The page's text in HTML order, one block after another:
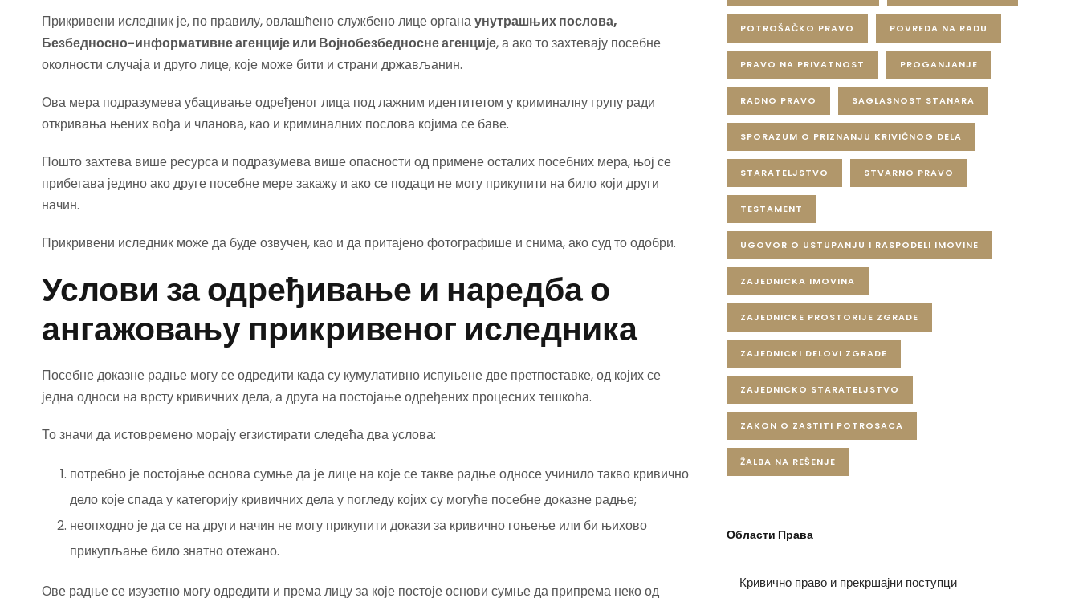
Прикривени иследник је, по правилу, овлашћено службено лице органаунутрашњих послова,
Безбедносно-информативне агенције или Војнобезбедносне агенције, а ако то захтевају посебне
околности случаја и друго лице, које може бити и страни држављанин.
Ова мера подразумева убацивање одређеног лица под лажним идентитетом у криминалну групу ради
откривања њених вођа и чланова, као и криминалних послова којима се баве.
Пошто захтева више ресурса и подразумева више опасности од примене осталих посебних мера, њој се
прибегава једино ако друге посебне мере закажу и ако се подаци не могу прикупити на било који други
начин.
Прикривени иследник може да буде озвучен, као и да притајено фотографише и снима, ако суд то одобри.
Услови за одређивање и наредба о
ангажовању прикривеног иследника
Посебне доказне радње могу се одредити када су кумулативно испуњене две претпоставке, од којих се
једна односи на врсту кривичних дела, а друга на постојање одређених процесних тешкоћа.
То значи да истовремено морају егзистирати следећа два услова:
потребно је постојање основа сумње да је лице на које се такве радње односе учинило такво кривично
дело које спада у категорију кривичних дела у погледу којих су могуће посебне доказне радње;
неопходно је да се на други начин не могу прикупити докази за кривично гоњење или би њихово
прикупљање било знатно отежано.
Ове радње се изузетно могу одредити и према лицу за које постоје основи сумње да припрема неко од
POTROŠAČKO PRAVO POVREDA NA RADU
PRAVO NA PRIVATNOST PROGANJANJE
RADNO PRAVO SAGLASNOST STANARA
SPORAZUM O PRIZNANJU KRIVIČNOG DELA
STARATELJSTVO STVARNO PRAVO
TESTAMENT
UGOVOR O USTUPANJU I RASPODELI IMOVINE
ZAJEDNICKA IMOVINA
ZAJEDNICKE PROSTORIJE ZGRADE
ZAJEDNICKI DELOVI ZGRADE
ZAJEDNICKO STARATELJSTVO
ZAKON O ZASTITI POTROSACA
ŽALBA NA REŠENJE
Области Права
Кривично право и прекршајни поступци